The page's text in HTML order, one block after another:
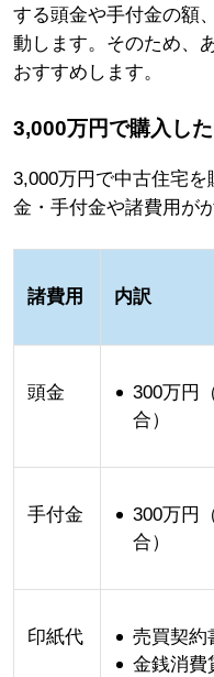
する頭金や手付金の額
動します。そのため、
おすすめします。
3,000万円で購入し
3,000万円で中古住宅
金・手付金や諸費用が
諸費用 内訳
頭金 300万円
合）
手付金
300万円
合）
印紙代
売買契約
金銭消費